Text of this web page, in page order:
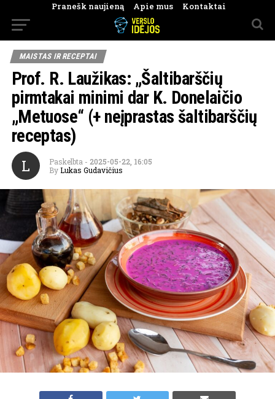
Pranešk naujieną Apie mus Kontaktai
MAISTAS IR RECEPTAI
Prof. R. Laužikas: „Šaltibarščių
pirmtakai minimi dar K. Donelaičio
„Metuose“ (+ neįprastas šaltibarščių
receptas)
L Paskelbta - 2025-05-22, 16:05
By Lukas Gudavičius